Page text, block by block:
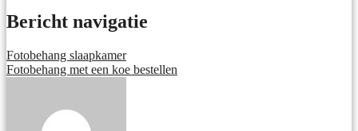
Bericht navigatie
Fotobehang slaapkamer
Fotobehang met een koe bestellen